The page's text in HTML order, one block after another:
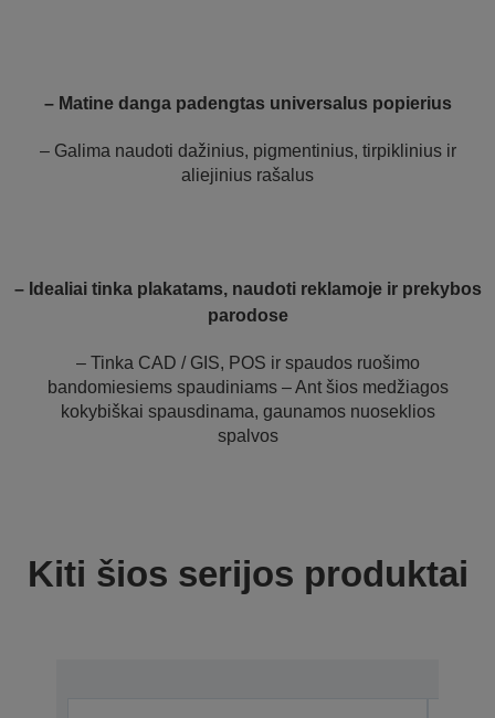
– Matine danga padengtas universalus popierius
– Galima naudoti dažinius, pigmentinius, tirpiklinius ir
aliejinius rašalus
– Idealiai tinka plakatams, naudoti reklamoje ir prekybos
parodose
– Tinka CAD / GIS, POS ir spaudos ruošimo
bandomiesiems spaudiniams – Ant šios medžiagos
kokybiškai spausdinama, gaunamos nuoseklios
spalvos
Kiti šios serijos produktai